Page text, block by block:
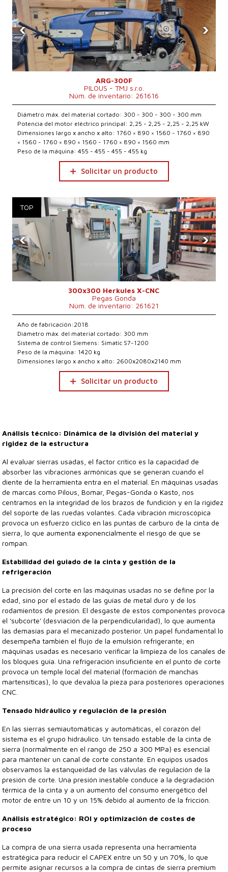
‹ ›
ARG-300F
PILOUS - TMJ s.r.o.
Núm. de inventario: 261616
Diámetro máx. del material cortado: 300 - 300 - 300 - 300 mm
Potencia del motor eléctrico principal: 2,25 - 2,25 - 2,25 - 2,25 kW
Dimensiones largo x ancho x alto: 1760 × 890 × 1560 - 1760 × 890
× 1560 - 1760 × 890 × 1560 - 1760 × 890 × 1560 mm
Peso de la máquina: 455 - 455 - 455 - 455 kg
Solicitar un producto
‹ ›
300x300 Herkules X-CNC
Pegas Gonda
Núm. de inventario: 261621
Año de fabricación:2018
Diámetro máx. del material cortado: 300 mm
Sistema de control Siemens: Simatic S7-1200
Peso de la máquina: 1420 kg
Dimensiones largo x ancho x alto: 2600x2080x2140 mm
Solicitar un producto
Análisis técnico: Dinámica de la división del material y
rigidez de la estructura
Al evaluar sierras usadas, el factor crítico es la capacidad de
absorber las vibraciones armónicas que se generan cuando el
diente de la herramienta entra en el material. En máquinas usadas
de marcas como Pilous, Bomar, Pegas-Gonda o Kasto, nos
centramos en la integridad de los brazos de fundición y en la rigidez
del soporte de las ruedas volantes. Cada vibración microscópica
provoca un esfuerzo cíclico en las puntas de carburo de la cinta de
sierra, lo que aumenta exponencialmente el riesgo de que se
rompan.
Estabilidad del guiado de la cinta y gestión de la
refrigeración
La precisión del corte en las máquinas usadas no se define por la
edad, sino por el estado de las guías de metal duro y de los
rodamientos de presión. El desgaste de estos componentes provoca
el 'subcorte' (desviación de la perpendicularidad), lo que aumenta
las demasías para el mecanizado posterior. Un papel fundamental lo
desempeña también el flujo de la emulsión refrigerante; en
máquinas usadas es necesario verificar la limpieza de los canales de
los bloques guía. Una refrigeración insuficiente en el punto de corte
provoca un temple local del material (formación de manchas
martensíticas), lo que devalúa la pieza para posteriores operaciones
CNC.
Tensado hidráulico y regulación de la presión
En las sierras semiautomáticas y automáticas, el corazón del
sistema es el grupo hidráulico. Un tensado estable de la cinta de
sierra (normalmente en el rango de 250 a 300 MPa) es esencial
para mantener un canal de corte constante. En equipos usados
observamos la estanqueidad de las válvulas de regulación de la
presión de corte. Una presión inestable conduce a la degradación
térmica de la cinta y a un aumento del consumo energético del
motor de entre un 10 y un 15% debido al aumento de la fricción.
Análisis estratégico: ROI y optimización de costes de
proceso
La compra de una sierra usada representa una herramienta
estratégica para reducir el CAPEX entre un 50 y un 70%, lo que
permite asignar recursos a la compra de cintas de sierra premium